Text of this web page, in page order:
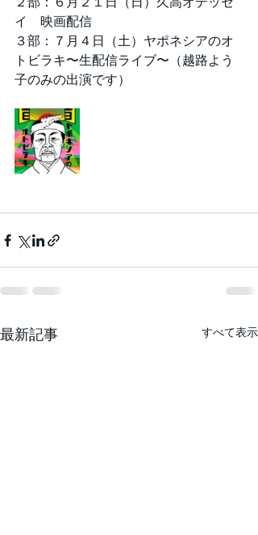
イ　映画配信
３部：７月４日（土）ヤポネシアのオ
トビラキ〜生配信ライブ〜（越路よう
子のみの出演です）
最新記事 すべて表示